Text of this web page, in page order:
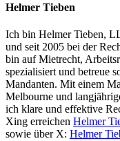
Helmer Tieben
Ich bin Helmer Tieben,
und seit 2005 bei der
bin auf Mietrecht,
spezialisiert und betreue
Mandanten. Mit einem
Melbourne und
ich klare und effektive
Xing erreichen Helmer
sowie über X: Helmer